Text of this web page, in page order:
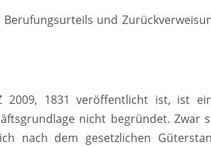
und
2009, 1831 veröffentlicht ist, ist
nicht begründet. Zwar
nach dem gesetzlichen